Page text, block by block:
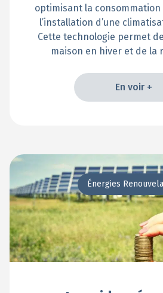
optimisant la
l’installation d’une
Cette technologie permet
maison en hiver et de la
En voir +
Énergies